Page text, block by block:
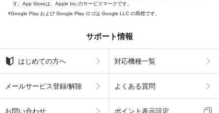
す。App Storeは、Apple Inc.のサービスマークです。
Google Play および Google Play ロゴは Google LLC の商標です。
サポート情報
はじめての方へ 対応機種一覧
メールサービス登録/解除 よくある質問
お問い合わせ ポイント表示設定